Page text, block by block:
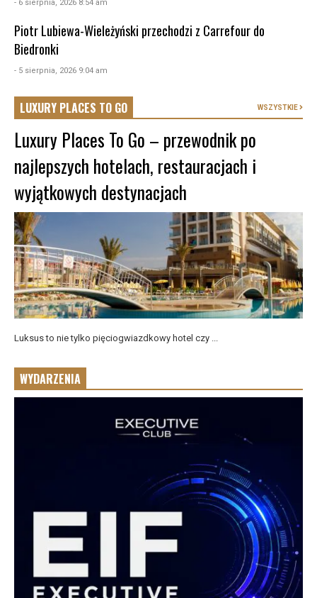
- 6 sierpnia, 2026 8:54 am
Piotr Lubiewa-Wieleżyński przechodzi z Carrefour do
Biedronki
- 5 sierpnia, 2026 9:04 am
LUXURY PLACES TO GO WSZYSTKIE
Luxury Places To Go – przewodnik po
najlepszych hotelach, restauracjach i
wyjątkowych destynacjach
Luksus to nie tylko pięciogwiazdkowy hotel czy ...
WYDARZENIA